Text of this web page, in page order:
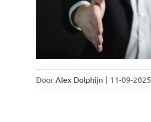
Door Alex Dolphijn | 11-09-2025